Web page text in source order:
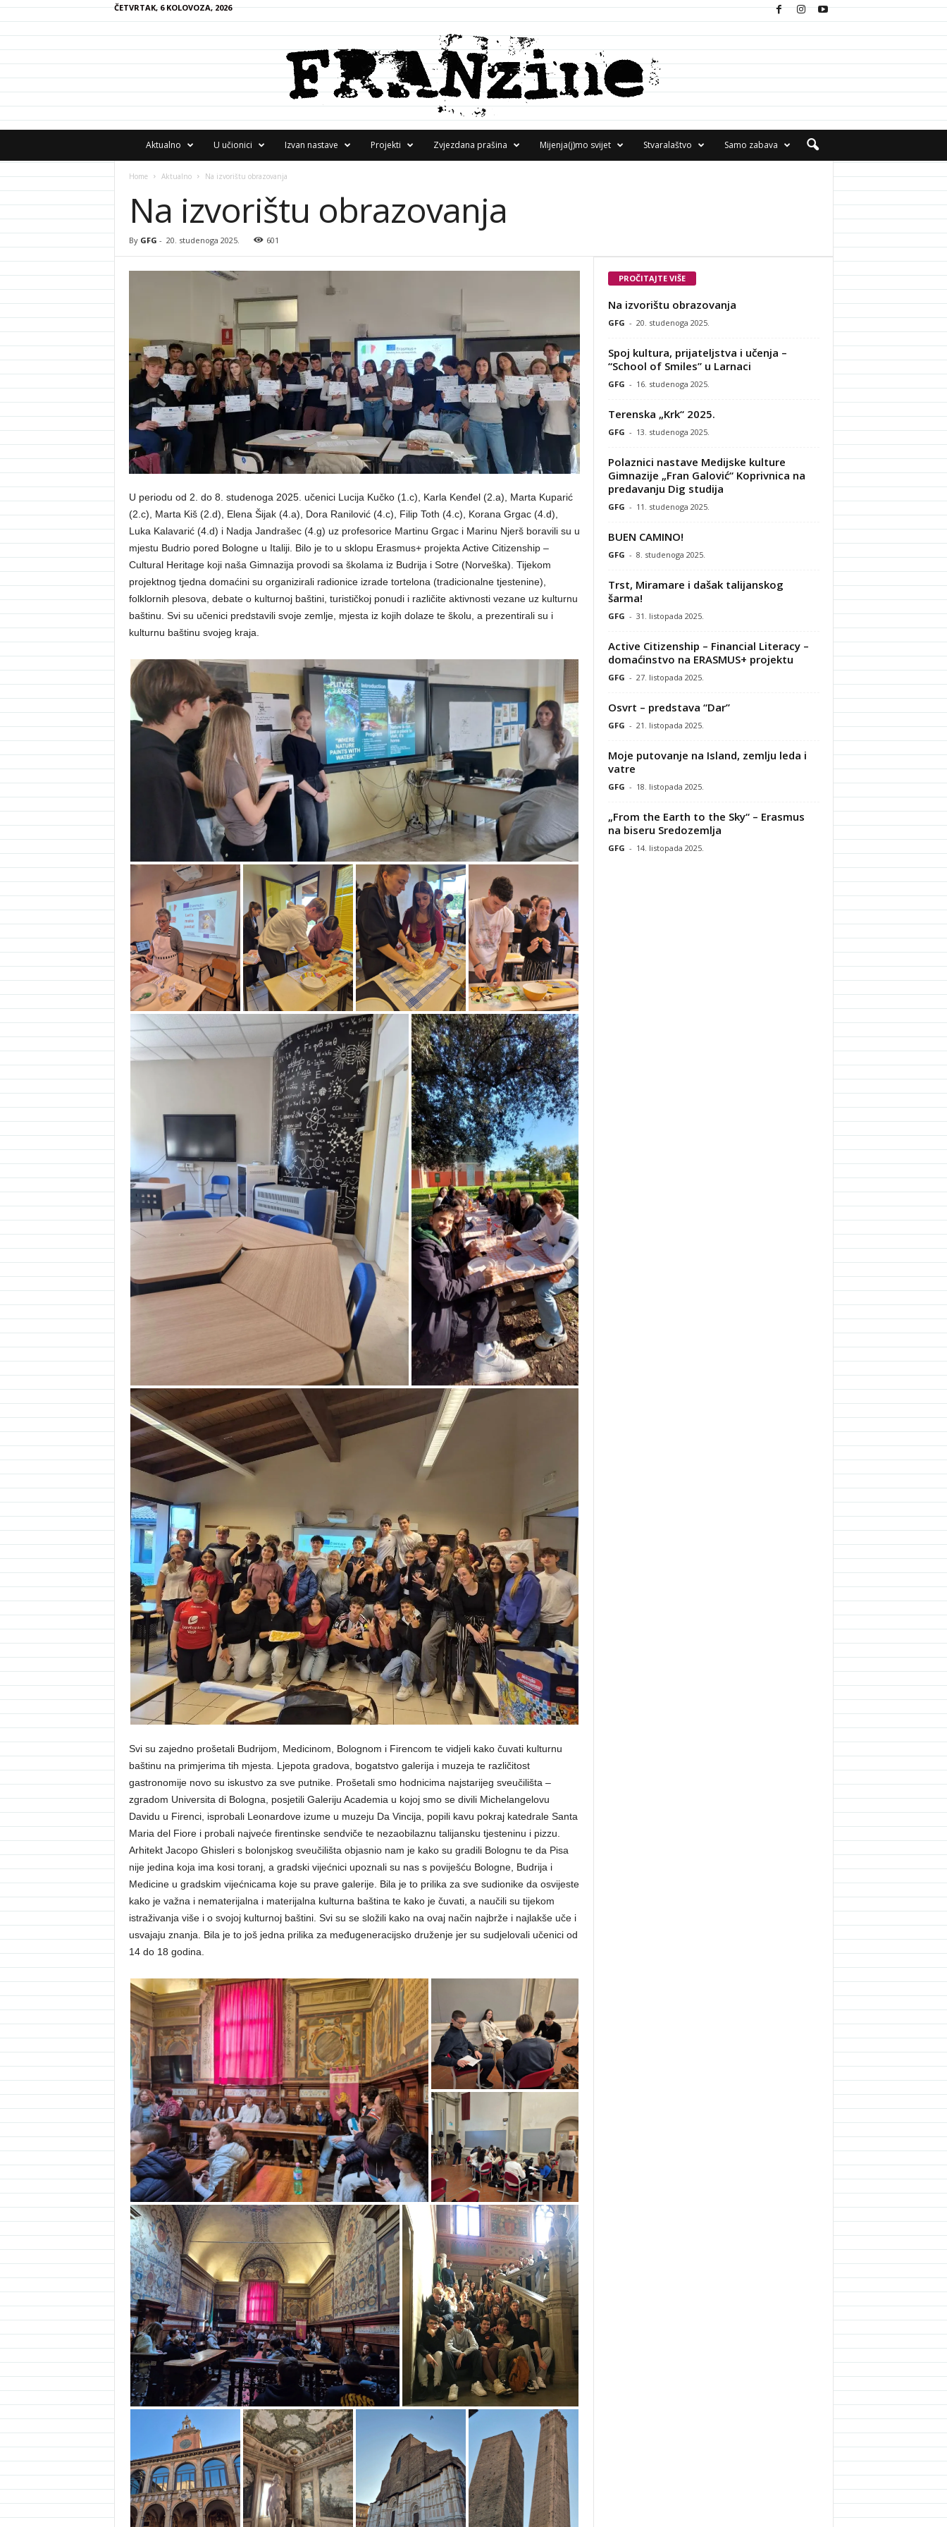
ČETVRTAK, 6 KOLOVOZA, 2026
A
Aktualno U učionici Izvan nastave Projekti Zvjezdana prašina Mijenja(j)mo svijet Stvaralaštvo Samo zabava
Home Aktualno Na izvorištu obrazovanja
Na izvorištu obrazovanja
By GFG - 20. studenoga 2025. 601
U periodu od 2. do 8. studenoga 2025. učenici Lucija Kučko (1.c), Karla Kenđel (2.a), Marta Kuparić
(2.c), Marta Kiš (2.d), Elena Šijak (4.a), Dora Ranilović (4.c), Filip Toth (4.c), Korana Grgac (4.d),
Luka Kalavarić (4.d) i Nadja Jandrašec (4.g) uz profesorice Martinu Grgac i Marinu Njerš boravili su u
mjestu Budrio pored Bologne u Italiji. Bilo je to u sklopu Erasmus+ projekta Active Citizenship –
Cultural Heritage koji naša Gimnazija provodi sa školama iz Budrija i Sotre (Norveška). Tijekom
projektnog tjedna domaćini su organizirali radionice izrade tortelona (tradicionalne tjestenine),
folklornih plesova, debate o kulturnoj baštini, turističkoj ponudi i različite aktivnosti vezane uz kulturnu
baštinu. Svi su učenici predstavili svoje zemlje, mjesta iz kojih dolaze te školu, a prezentirali su i
kulturnu baštinu svojeg kraja.
Svi su zajedno prošetali Budrijom, Medicinom, Bolognom i Firencom te vidjeli kako čuvati kulturnu
baštinu na primjerima tih mjesta. Ljepota gradova, bogatstvo galerija i muzeja te različitost
gastronomije novo su iskustvo za sve putnike. Prošetali smo hodnicima najstarijeg sveučilišta –
zgradom Universita di Bologna, posjetili Galeriju Academia u kojoj smo se divili Michelangelovu
Davidu u Firenci, isprobali Leonardove izume u muzeju Da Vincija, popili kavu pokraj katedrale Santa
Maria del Fiore i probali najveće firentinske sendviče te nezaobilaznu talijansku tjesteninu i pizzu.
Arhitekt Jacopo Ghisleri s bolonjskog sveučilišta objasnio nam je kako su gradili Bolognu te da Pisa
nije jedina koja ima kosi toranj, a gradski vijećnici upoznali su nas s poviješću Bologne, Budrija i
Medicine u gradskim vijećnicama koje su prave galerije. Bila je to prilika za sve sudionike da osvijeste
kako je važna i nematerijalna i materijalna kulturna baština te kako je čuvati, a naučili su tijekom
istraživanja više i o svojoj kulturnoj baštini. Svi su se složili kako na ovaj način najbrže i najlakše uče i
usvajaju znanja. Bila je to još jedna prilika za međugeneracijsko druženje jer su sudjelovali učenici od
14 do 18 godina.
PROČITAJTE VIŠE
Na izvorištu obrazovanja
GFG - 20. studenoga 2025.
Spoj kultura, prijateljstva i učenja –
“School of Smiles” u Larnaci
GFG - 16. studenoga 2025.
Terenska „Krk“ 2025.
GFG - 13. studenoga 2025.
Polaznici nastave Medijske kulture
Gimnazije „Fran Galović“ Koprivnica na
predavanju Dig studija
GFG - 11. studenoga 2025.
BUEN CAMINO!
GFG - 8. studenoga 2025.
Trst, Miramare i dašak talijanskog
šarma!
GFG - 31. listopada 2025.
Active Citizenship – Financial Literacy –
domaćinstvo na ERASMUS+ projektu
GFG - 27. listopada 2025.
Osvrt – predstava “Dar”
GFG - 21. listopada 2025.
Moje putovanje na Island, zemlju leda i
vatre
GFG - 18. listopada 2025.
„From the Earth to the Sky“ – Erasmus
na biseru Sredozemlja
GFG - 14. listopada 2025.